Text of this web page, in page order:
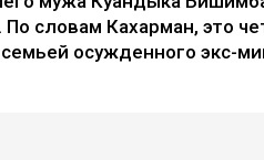
словам Кахарман, это
осужденного экс-